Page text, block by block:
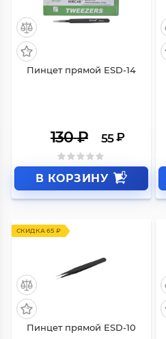
СКИДКА 75 ₽
Пинцет прямой ESD-14
130₽ 55 ₽
В КОРЗИНУ
СКИДКА 65 ₽
Пинцет прямой ESD-10